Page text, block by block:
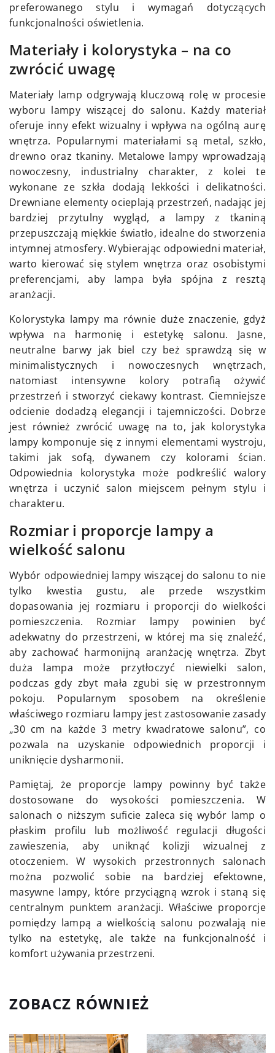
preferowanego stylu i wymagań dotyczących
funkcjonalności oświetlenia.
Materiały i kolorystyka – na co
zwrócić uwagę
Materiały lamp odgrywają kluczową rolę w procesie
wyboru lampy wiszącej do salonu. Każdy materiał
oferuje inny efekt wizualny i wpływa na ogólną aurę
wnętrza. Popularnymi materiałami są metal, szkło,
drewno oraz tkaniny. Metalowe lampy wprowadzają
nowoczesny, industrialny charakter, z kolei te
wykonane ze szkła dodają lekkości i delikatności.
Drewniane elementy ocieplają przestrzeń, nadając jej
bardziej przytulny wygląd, a lampy z tkaniną
przepuszczają miękkie światło, idealne do stworzenia
intymnej atmosfery. Wybierając odpowiedni materiał,
warto kierować się stylem wnętrza oraz osobistymi
preferencjami, aby lampa była spójna z resztą
aranżacji.
Kolorystyka lampy ma równie duże znaczenie, gdyż
wpływa na harmonię i estetykę salonu. Jasne,
neutralne barwy jak biel czy beż sprawdzą się w
minimalistycznych i nowoczesnych wnętrzach,
natomiast intensywne kolory potrafią ożywić
przestrzeń i stworzyć ciekawy kontrast. Ciemniejsze
odcienie dodadzą elegancji i tajemniczości. Dobrze
jest również zwrócić uwagę na to, jak kolorystyka
lampy komponuje się z innymi elementami wystroju,
takimi jak sofą, dywanem czy kolorami ścian.
Odpowiednia kolorystyka może podkreślić walory
wnętrza i uczynić salon miejscem pełnym stylu i
charakteru.
Rozmiar i proporcje lampy a
wielkość salonu
Wybór odpowiedniej lampy wiszącej do salonu to nie
tylko kwestia gustu, ale przede wszystkim
dopasowania jej rozmiaru i proporcji do wielkości
pomieszczenia. Rozmiar lampy powinien być
adekwatny do przestrzeni, w której ma się znaleźć,
aby zachować harmonijną aranżację wnętrza. Zbyt
duża lampa może przytłoczyć niewielki salon,
podczas gdy zbyt mała zgubi się w przestronnym
pokoju. Popularnym sposobem na określenie
właściwego rozmiaru lampy jest zastosowanie zasady
„30 cm na każde 3 metry kwadratowe salonu”, co
pozwala na uzyskanie odpowiednich proporcji i
uniknięcie dysharmonii.
Pamiętaj, że proporcje lampy powinny być także
dostosowane do wysokości pomieszczenia. W
salonach o niższym suficie zaleca się wybór lamp o
płaskim profilu lub możliwość regulacji długości
zawieszenia, aby uniknąć kolizji wizualnej z
otoczeniem. W wysokich przestronnych salonach
można pozwolić sobie na bardziej efektowne,
masywne lampy, które przyciągną wzrok i staną się
centralnym punktem aranżacji. Właściwe proporcje
pomiędzy lampą a wielkością salonu pozwalają nie
tylko na estetykę, ale także na funkcjonalność i
komfort używania przestrzeni.
ZOBACZ RÓWNIEŻ